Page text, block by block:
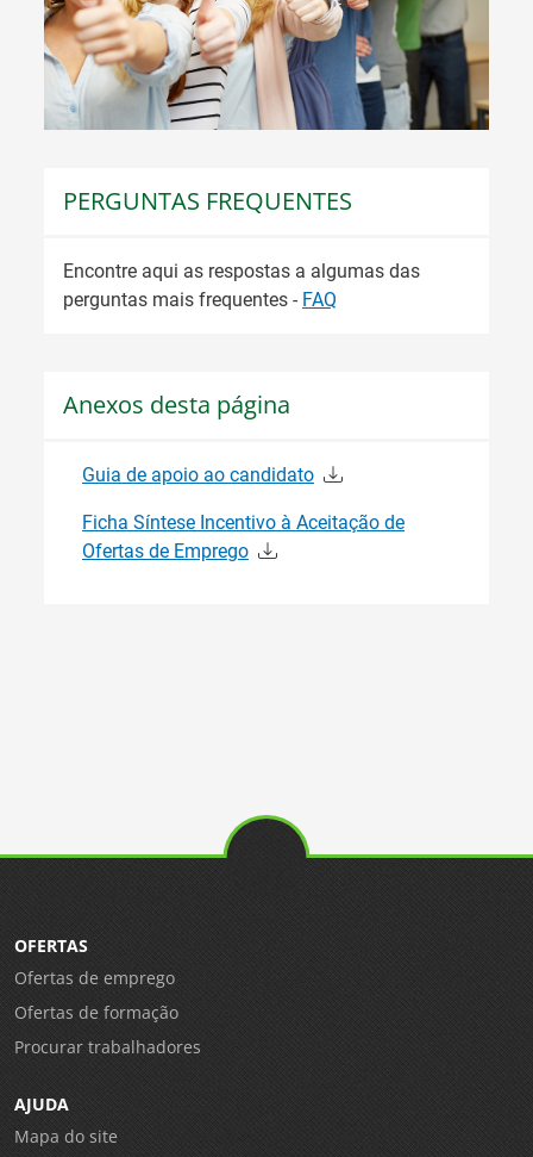
PERGUNTAS FREQUENTES
Encontre aqui as respostas a algumas das
perguntas mais frequentes - FAQ
Anexos desta página
Guia de apoio ao candidato
Ficha Síntese Incentivo à Aceitação de
Ofertas de Emprego
OFERTAS
Ofertas de emprego
Ofertas de formação
Procurar trabalhadores
AJUDA
Mapa do site